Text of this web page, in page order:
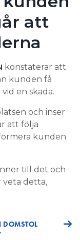
att
konstaterar att
kunden få
en skada.
och inser
att följa
kunden
till det och
detta,
DOMSTOL